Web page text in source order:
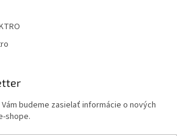
budeme zasielať informácie o nových
shope.